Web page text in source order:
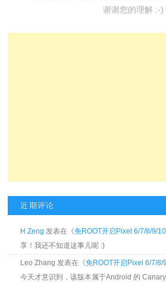
谢谢您的理解 :-)
近期评论
H Zeng 发表在《免ROOT开启Pixel 6/7/8/9/
享！我还不知道这事儿呢 :)
Leo Zhang 发表在《免ROOT开启Pixel 6/7/8/
今天才意识到，该版本属于Android 的